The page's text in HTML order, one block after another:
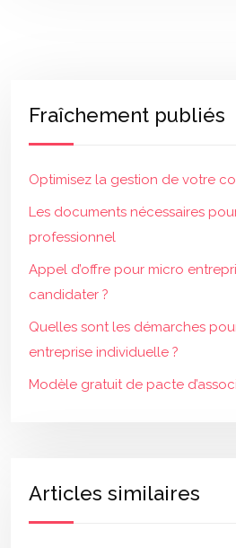
Fraîchement publiés
Optimisez la gestion de votre
Les documents nécessaires
professionnel
Appel d’offre pour micro
candidater ?
Quelles sont les démarches
entreprise individuelle ?
Modèle gratuit de pacte
Articles similaires